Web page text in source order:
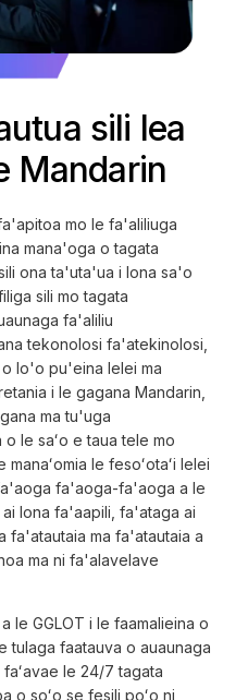
sili lea
Mandarin
mo le fa'aliliuga
mana'oga o tagata
ona ta'uta'ua i lona sa'o
sili mo tagata
fa'aliliu
tekonolosi fa'atekinolosi,
o lo'o pu'eina lelei ma
i le gagana Mandarin,
ma tu'uga
le saʻo e taua tele mo
manaʻomia le fesoʻotaʻi lelei
fa'aoga-fa'aoga a le
lona fa'aapili, fa'ataga ai
ma fa'atautaia a
ma ni fa'alavelave
le GGLOT i le faamalieina o
tulaga faatauva o auaunaga
faʻavae le 24/7 tagata
o soʻo se fesili poʻo ni